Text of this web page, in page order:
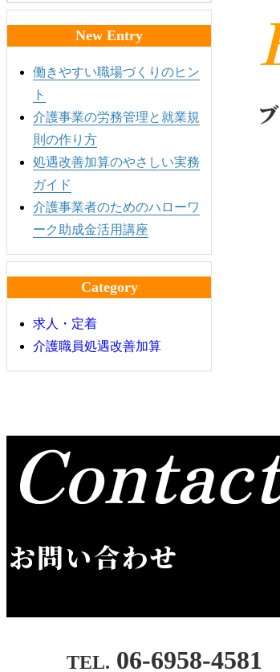
New Entry
働きやすい職場づくりのヒン
ト
介護事業の労務管理と就業規
則の作り方
処遇改善加算のやさしい実務
ガイド
介護事業者のためのハローワ
ーク助成金活用講座
Category
求人・定着
介護職員処遇改善加算
お問い合わせ
06-6958-4581